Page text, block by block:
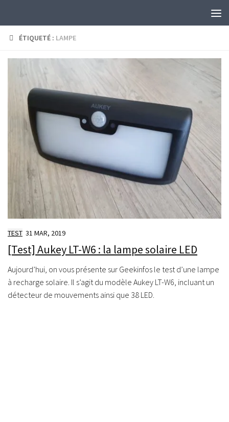
ÉTIQUETÉ : LAMPE
TEST 31 MAR, 2019
[Test] Aukey LT-W6 : la lampe solaire LED
Aujourd’hui, on vous présente sur Geekinfos le test d’une lampe
à recharge solaire. Il s’agit du modèle Aukey LT-W6, incluant un
détecteur de mouvements ainsi que 38 LED.